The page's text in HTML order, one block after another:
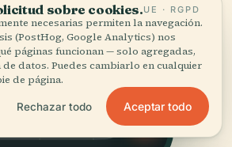
sobre cookies.UE · RGPD
necesarias permiten la navegación.
(PostHog, Google Analytics) nos
páginas funcionan — solo agregadas,
de datos. Puedes cambiarlo en cualquier
de página.
Rechazar todo Aceptar todo